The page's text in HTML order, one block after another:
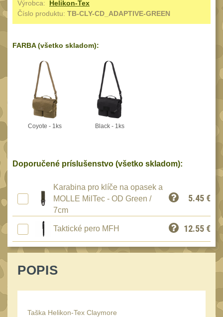
Reklamácia
Kontakty
Stav
BRAŠNY A TAŠKY (1190)
Speciální přepravní
tašky
Ledvinky59
Duffle bagy
Organizéry 167
Speciální pouzdra I
Speciální pouzdra II
Speciální pouzdra III12
Pouzdra na láhev 42
Pouzdra na toaletní
potřeby
Výrobca: Helikon-Tex
Číslo produktu: TB-CLY-CD_ADAPTIVE-GREEN
FARBA (všetko skladom):
Coyote - 1ks Black - 1ks
Doporučené príslušenstvo (všetko skladom):
Karabina pro klíče na opasek a
MOLLE MilTec - OD Green /
7cm
5.45 €
Taktické pero MFH 12.55 €
POPIS
Taška Helikon-Tex Claymore